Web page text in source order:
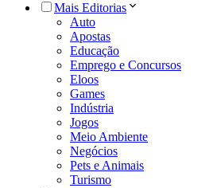
Mais Editorias
Auto
Apostas
Educação
Emprego e Concursos
Eloos
Games
Indústria
Jogos
Meio Ambiente
Negócios
Pets e Animais
Turismo